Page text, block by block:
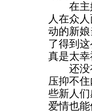
在主婚
人在众
动的新
了得到
真是太
还没有
压抑不
些新人
爱情也